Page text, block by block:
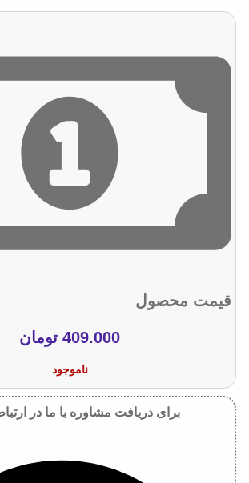
قیمت محصول
409.000 تومان
ناموجود
برای دریافت مشاوره با ما در